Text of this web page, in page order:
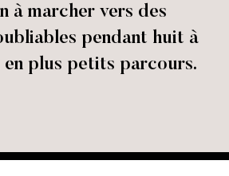
à marcher vers des
pendant huit à
plus petits parcours.